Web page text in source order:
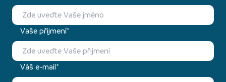
Vaše přijmení*
Váš e-mail*